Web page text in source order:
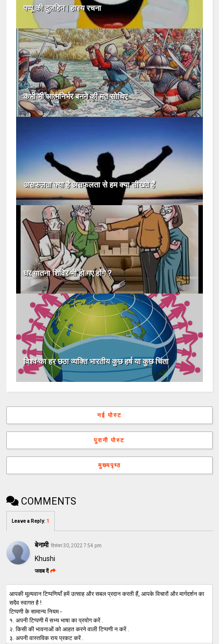
पप्पू की दुलहिन | हास्य रचना
कभी भी आत्मनिर्भर बनने की मत सोचिए
असफलता क्या है असफलता से हम क्या सीखते हैं
घर यातना शिविर भी हो गए होंगे ?
विश्व का हर छठा व्यक्ति भारतीय कुछ हर्ष या कुछ चिंता
नई पोस्ट
पुरानी पोस्ट
मुख्यपृष्ठ
COMMENTS
Leave a Reply: 1
बेनामी दिसंबर 30, 2022 7:54 pm
Khushi
जवाब दें
आपकी मूल्यवान टिप्पणियाँ हमें उत्साह और सबल प्रदान करती हैं, आपके विचारों और मार्गदर्शन का
सदैव स्वागत है !
टिप्पणी के सामान्य नियम -
१. अपनी टिप्पणी में सभ्य भाषा का प्रयोग करें .
२. किसी की भावनाओं को आहत करने वाली टिप्पणी न करें .
३. अपनी वास्तविक राय प्रकट करें .